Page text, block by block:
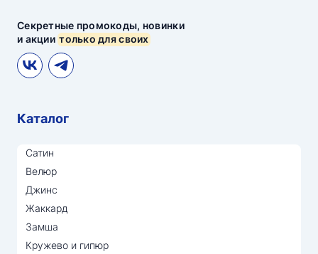
Секретные промокоды, новинки
и акциитолько для своих
Каталог
Сатин
Велюр
Джинс
Жаккард
Замша
Кружево и гипюр